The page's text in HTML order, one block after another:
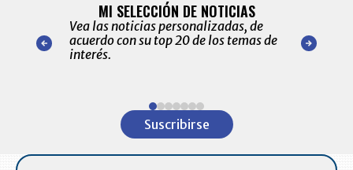
nuestro
para
MI SELECCIÓN DE NOTICIAS
Vea las noticias personalizadas, de
acuerdo con su top 20 de los temas de
interés.
de las
Suscribirse